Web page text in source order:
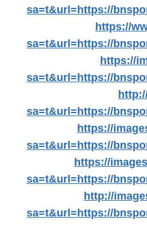
sa=t&url=https://
https://
sa=t&url=https://
https://
sa=t&url=https://
sa=t&url=https://
https://
sa=t&url=https://
https://
sa=t&url=https://
http://
sa=t&url=https://